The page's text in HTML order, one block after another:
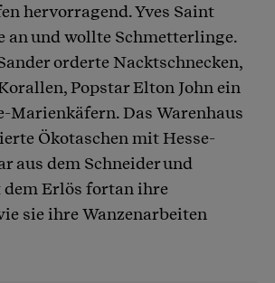
hervorragend. Yves Saint
an und wollte Schmetterlinge.
orderte Nacktschnecken,
Popstar Elton John ein
Marienkäfern. Das Warenhaus
Ökotaschen mit Hesse-
aus dem Schneider und
Erlös fortan ihre
sie ihre Wanzenarbeiten